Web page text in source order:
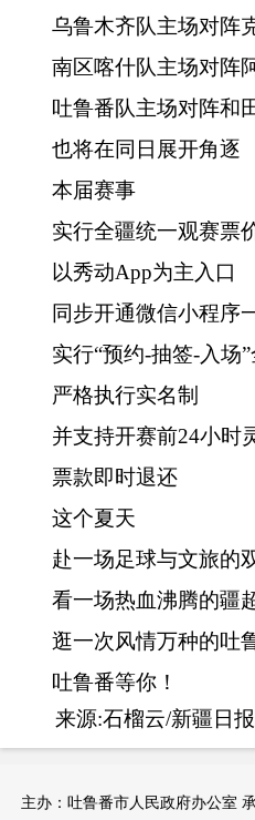
乌鲁木齐队主场对阵
南区喀什队主场对阵
吐鲁番队主场对阵和
也将在同日展开角逐
本届赛事
实行全疆统一观赛票
以秀动App为主入口
同步开通微信小程序
实行“预约-抽签-入场
严格执行实名制
并支持开赛前24小时
票款即时退还
这个夏天
赴一场足球与文旅的
看一场热血沸腾的疆
逛一次风情万种的吐
吐鲁番等你！
来源:石榴云/新疆日报
主办：吐鲁番市人民政府办公室